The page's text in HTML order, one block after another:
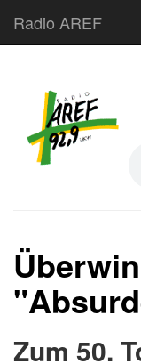
Radio AREF
Zum 50.